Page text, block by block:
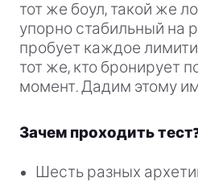
тот же боул, такой же
упорно стабильный на
пробует каждое
тот же, кто бронирует
момент. Дадим этому
Зачем проходить
Шесть разных